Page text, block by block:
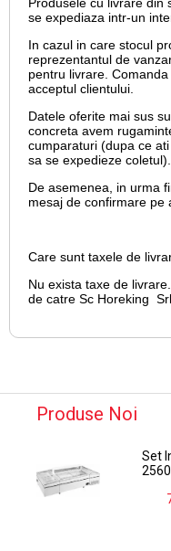
Produsele cu livrare din
se expediaza intr-un
In cazul in care stocul
reprezentantul de
pentru livrare.
acceptul clientului.
Datele oferite mai sus
concreta avem
cumparaturi (dupa ce
sa se expedieze coletul).
De asemenea, in urma
mesaj de confirmare pe
Care sunt taxele de
Nu exista taxe de
de catre Sc Horeking
Produse Noi
Set